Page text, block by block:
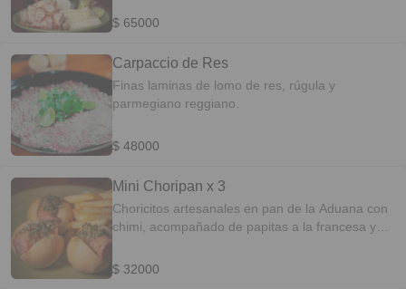
$ 65000
Carpaccio de Res
Finas laminas de lomo de res, rúgula y
parmegiano reggiano.
$ 48000
Mini Choripan x 3
Choricitos artesanales en pan de la Aduana con
chimi, acompañado de papitas a la francesa y
$ 32000